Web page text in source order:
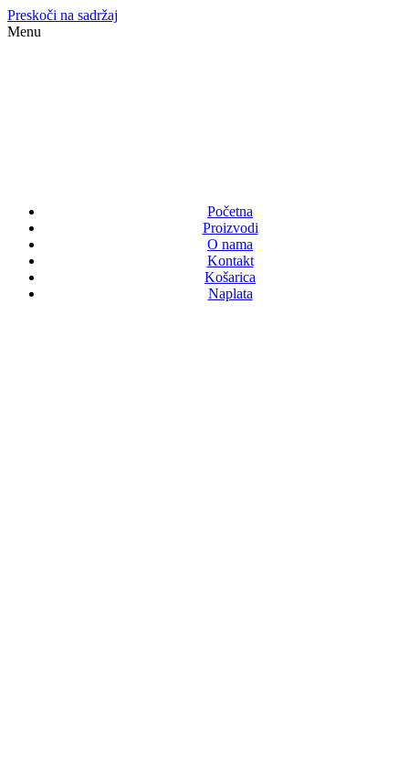
Preskoči na sadržaj
Menu
Početna
Proizvodi
O nama
Kontakt
Košarica
Naplata